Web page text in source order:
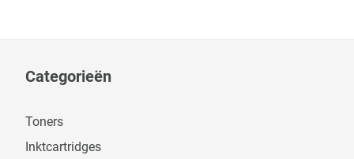
Categorieën
Toners
Inktcartridges